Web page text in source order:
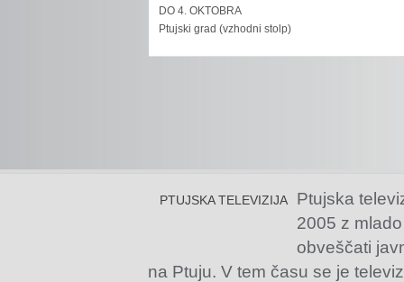
DO 4. OKTOBRA
Ptujski grad (vzhodni stolp)
PTUJSKA TELEVIZIJA
Ptujska
2005 z
obveščati
na Ptuju. V tem času se je